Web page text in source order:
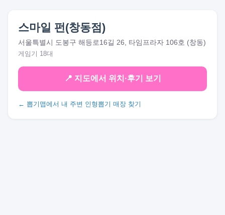
스마일 펀(창동점)
서울특별시 도봉구 해등로16길 26, 타임프라자 106호 (창동)
게임기 18대
📍 지도에서 위치·후기 보기
← 뽑기맵에서 내 주변 인형뽑기 매장 찾기